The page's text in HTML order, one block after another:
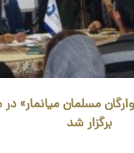
مسلمان میانمار» در
برگزار شد